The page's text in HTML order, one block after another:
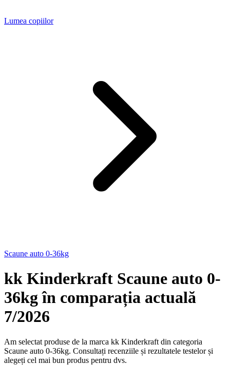
Lumea copiilor
Scaune auto 0-36kg
kk Kinderkraft Scaune auto 0-
36kg în comparația actuală
7/2026
Am selectat produse de la marca kk Kinderkraft din categoria
Scaune auto 0-36kg. Consultați recenziile și rezultatele testelor și
alegeți cel mai bun produs pentru dvs.